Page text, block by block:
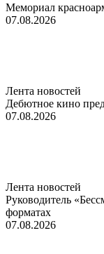
Мемориал
07.08.2026
Лента новостей
Дебютное кино
07.08.2026
Лента новостей
Руководитель
форматах
07.08.2026